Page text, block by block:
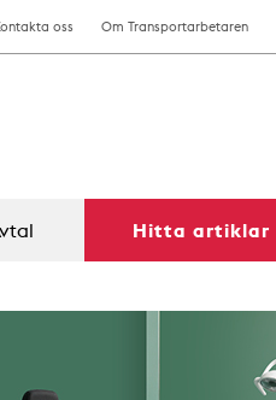
oss Om Transportarbetaren
Hitta artiklar